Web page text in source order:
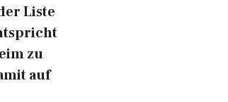
Liste
zu
auf